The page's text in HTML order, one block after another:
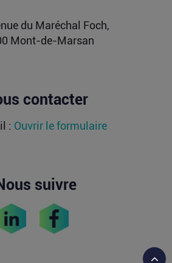
du Maréchal Foch,
Mont-de-Marsan
contacter
: Ouvrir le formulaire
suivre